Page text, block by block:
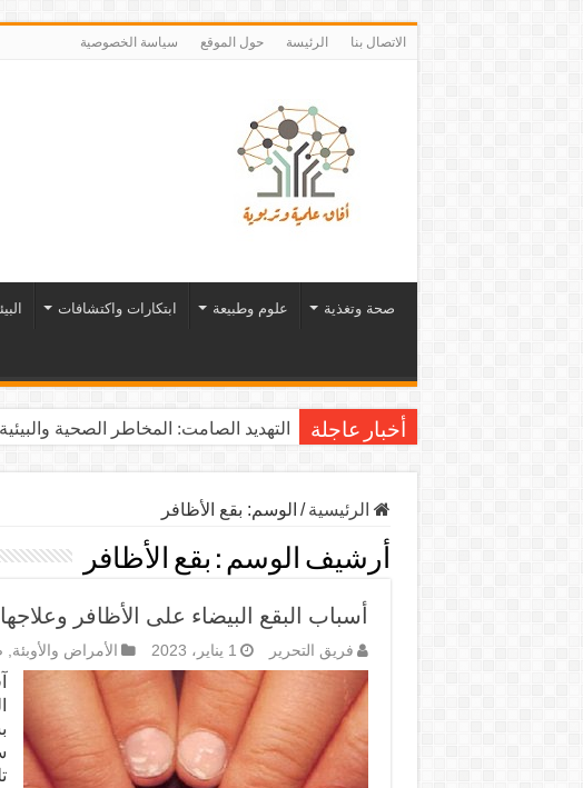
الاتصال بنا الرئيسة حول الموقع سياسة الخصوصية
صحة وتغذية علوم وطبيعة ابتكارات واكتشافات
أخبار عاجلة التهديد الصامت: المخاطر الصحية
الرئيسية / الوسم: بقع الأظافر
أرشيف الوسم : بقع الأظافر
أسباب البقع البيضاء على الأظافر وعلاجها
فريق التحرير 1 يناير، 2023 الأمراض والأوبئة,